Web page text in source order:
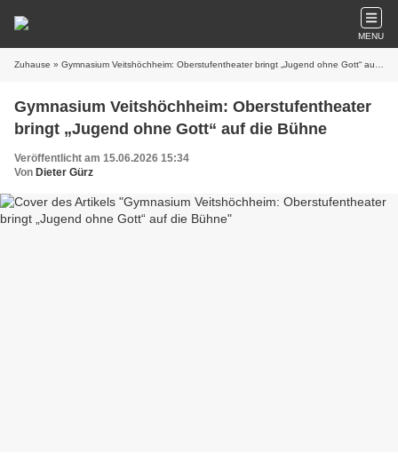
MENU
Zuhause » Gymnasium Veitshöchheim: Oberstufentheater bringt „Jugend ohne Gott“ auf die Bühne
Gymnasium Veitshöchheim: Oberstufentheater
bringt „Jugend ohne Gott“ auf die Bühne
Veröffentlicht am 15.06.2026 15:34
Von Dieter Gürz